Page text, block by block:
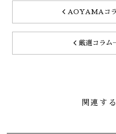
AOYAMAコラ
厳選コラム
関連す